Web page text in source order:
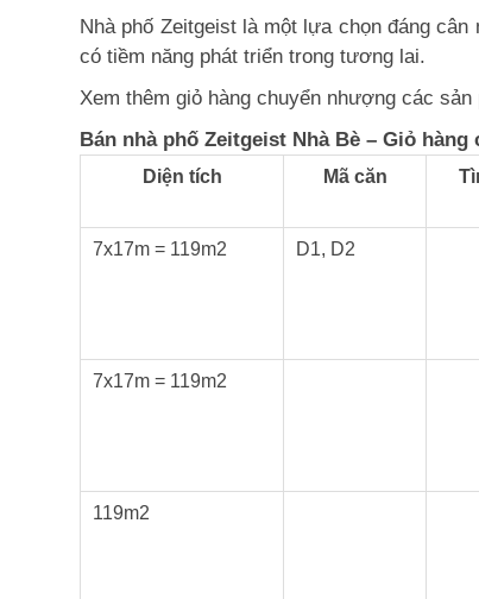
Nhà phố Zeitgeist là một lựa chọn đáng
có tiềm năng phát triển trong tương lai.
Xem thêm giỏ hàng chuyển nhượng các
Bán nhà phố Zeitgeist Nhà Bè – Giỏ
Diện tích Mã căn
7x17m = 119m2 D1, D2
7x17m = 119m2
119m2